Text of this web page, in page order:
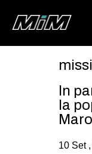
In
la
10 Set